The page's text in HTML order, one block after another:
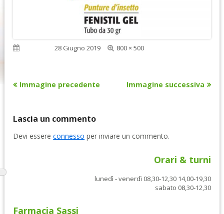
Pubblicato28 Giugno 2019
Dimensione
800 × 500
Immagine precedente Immagine successiva
Lascia un commento
Devi essereconnesso per inviare un commento.
Orari & turni
lunedì - venerdì 08,30-12,30 14,00-19,30
sabato 08,30-12,30
Farmacia Sassi